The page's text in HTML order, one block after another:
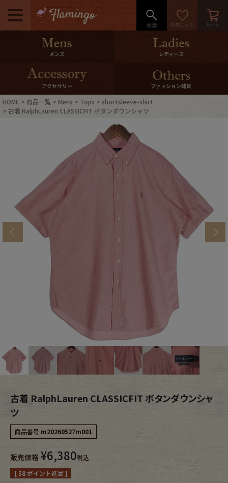
メニュー
500pt＆10％Offクーポンプレゼン
10％0ffクーポンプレゼント
ログイン・会員登録 LINE ID連携
マイページ
ご利用ガイド International Shipping
ブランドから探す スタッフコーディネート
メンズ商品カテゴリーから探す
Outer
Bottoms
レディース商品カテゴリーから探す
Tops
Outer
Fafatt
メンズ レディース
アクセサリー ファッション雑貨
HOME 商品一覧 Mens Tops
shortsleeve-shirt
古着 RalphLauren CLASSICFIT ボタンダウンシャツ
古着 RalphLauren CLASSICFIT ボタンダウンシャ
ツ
商品番号 m20260527m001
販売価格 ¥6,380税込
[58ポイント進呈 ]